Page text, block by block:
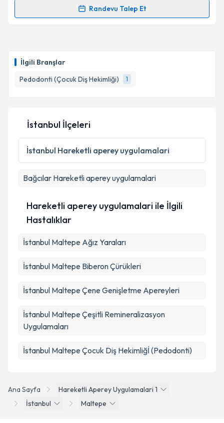
İlgili Branşlar
Pedodonti (Çocuk Diş Hekimliği)
1
Takvim Talebini Gönder
Randevu Talep Et
Randevu Takvimi Talebi
için bir takvim hazırlandığında e-posta ile
bilgilendireceğiz.
E-posta Adresiniz
Kişisel verilerimin işlenmesine ilişkin
Aydınlatma
Metni'ni okudum ve kişisel verilerimin belirtilen
Ana Sayfa
Hareketli Aperey Uygulamalari 1
İstanbul
Maltepe
İstanbul İlçeleri
İstanbul Hareketli aperey uygulamalari
Bağcılar Hareketli aperey uygulamalari
Hareketli aperey uygulamalari ile İlgili
Hastalıklar
İstanbul Maltepe Ağız Yaraları
İstanbul Maltepe Biberon Çürükleri
İstanbul Maltepe Çene Genişletme Apereyleri
İstanbul Maltepe Çeşitli Remineralizasyon
Uygulamaları
İstanbul Maltepe Çocuk Diş Hekimliğİ (Pedodonti)